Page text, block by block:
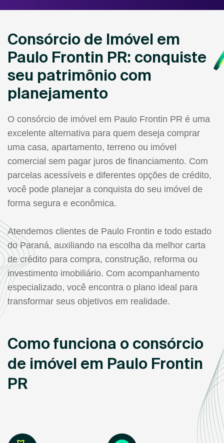
Consórcio de Imóvel em
Paulo Frontin PR: conquiste
seu patrimônio com
planejamento
O consórcio de imóvel em Paulo Frontin PR é uma
excelente alternativa para quem deseja comprar
uma casa, apartamento, terreno ou imóvel
comercial sem pagar juros de financiamento. Com
parcelas acessíveis e diferentes opções de crédito,
você pode planejar a conquista do seu imóvel de
forma segura e econômica.
Atendemos clientes de Paulo Frontin e todo estado
do Paraná, auxiliando na escolha da melhor carta
de crédito para compra, construção, reforma ou
investimento imobiliário. Com acompanhamento
especializado, você encontra o plano ideal para
transformar seus objetivos em realidade.
Como funciona o consórcio
de imóvel em Paulo Frontin
PR